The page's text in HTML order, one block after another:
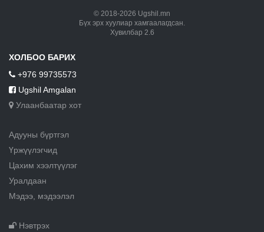
© 2018-2026 Ugshil.mn
Бүх эрх хуулиар хамгаалагдсан.
Хувилбар 2.6
ХОЛБОО БАРИХ
+976 99735573
Ugshil Amgalan
Улаанбаатар хот
Адууны бүртгэл
Үржүүлэгчид
Цахим хээлтүүлэг
Уралдаан
Мэдээ, мэдээлэл
Нэвтрэх